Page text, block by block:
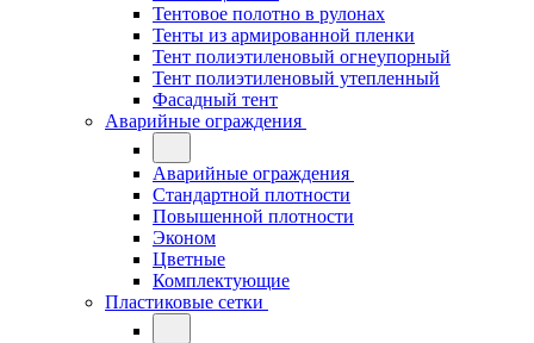
Тентовое полотно в рулонах
Тенты из армированной пленки
Тент полиэтиленовый огнеупорный
Тент полиэтиленовый утепленный
Фасадный тент
Аварийные ограждения
Аварийные ограждения
Стандартной плотности
Повышенной плотности
Эконом
Цветные
Комплектующие
Пластиковые сетки